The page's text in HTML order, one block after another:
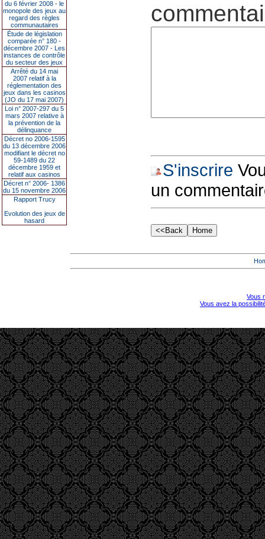
du 6 février 2008 - le
monopole des jeux au
regard des règles
communautaires
Étude de législation
comparée n° 180 -
décembre 2007 - Les
instances de contrôle
du secteur des jeux
Arrêté du 14 mai
2007 relatif à la
réglementation des
jeux dans les casinos
(JO du 17 mai 2007)
Loi n° 2007-297 du 5
mars 2007 relative à
la prévention de la
délinquance
Décret no 2006-1595
du 13 décembre 2006
modifiant le décret no
59-1489 du 22
décembre 1959 et
relatif aux casinos
Décret n° 2006- 1386
du 15 novembre 2006
Rapport Trucy
Evolution des jeux de
hasard
S'inscrire
un
Vous
Vous avez la